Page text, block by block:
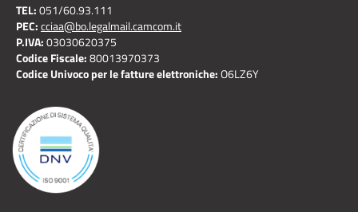
TEL:051/60.93.111
PEC:cciaa@bo.legalmail.camcom.it
P.IVA:03030620375
Codice Fiscale:80013970373
Codice Univoco per le fatture elettroniche:O6LZ6Y